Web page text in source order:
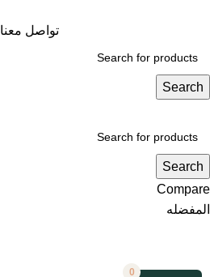
تواصل معنا
Search
Search
Compare
المفضله
0